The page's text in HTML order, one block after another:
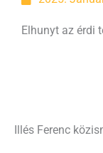
Elhunyt az érdi
Illés Ferenc